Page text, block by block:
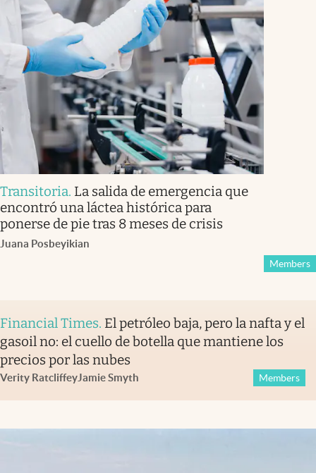
Transitoria. La salida de emergencia que
encontró una láctea histórica para
ponerse de pie tras 8 meses de crisis
Juana Posbeyikian
Members
Financial Times. El petróleo baja, pero la nafta y el
gasoil no: el cuello de botella que mantiene los
precios por las nubes
Verity RatcliffeyJamie Smyth Members